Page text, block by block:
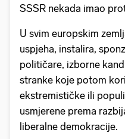
SSSR nekada imao
U svim europskim
uspjeha, instalira,
političare, izborne
stranke koje potom
ekstremističke ili
usmjerene prema
liberalne demokracije.